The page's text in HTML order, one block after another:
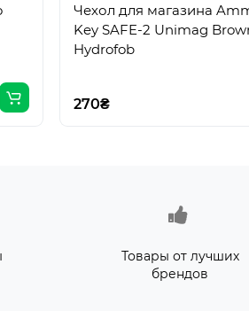
Чехол для магазина
Key SAFE-2 Unimag
Hydrofob
270₴
Товары от лучших
брендов